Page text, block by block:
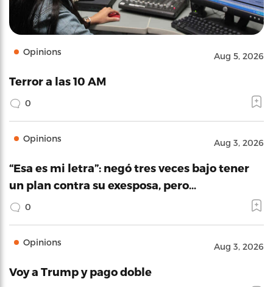
Opinions Aug 5, 2026
Terror a las 10 AM
0
Opinions Aug 3, 2026
“Esa es mi letra”: negó tres veces bajo tener
un plan contra su exesposa, pero…
0
Opinions Aug 3, 2026
Voy a Trump y pago doble